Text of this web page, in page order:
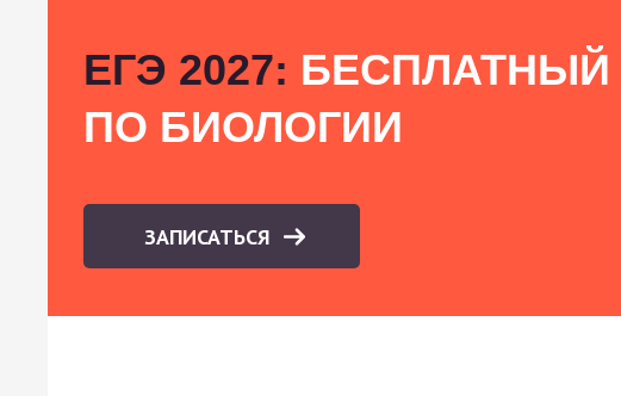
ЕГЭ 2027: БЕСПЛАТНЫЙ
ПО БИОЛОГИИ
ЗАПИСАТЬСЯ